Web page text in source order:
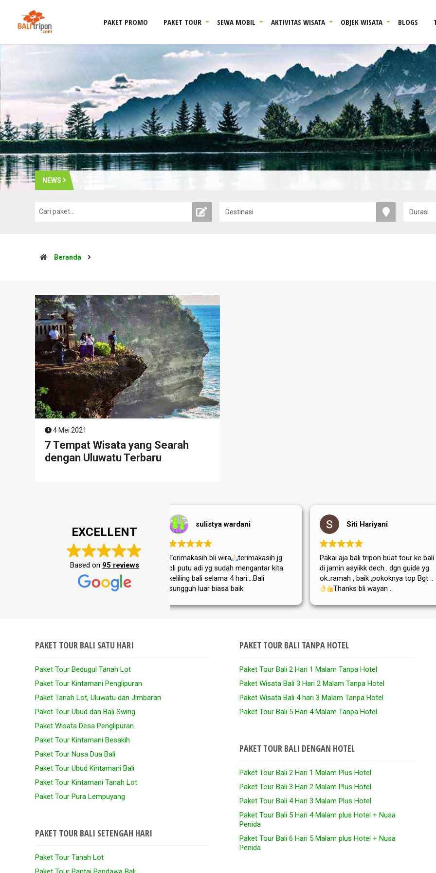
PAKET PROMO PAKET TOUR SEWA MOBIL AKTIVITAS WISATA OBJEK WISATA BLOGS
NEWS
Beranda
4 Mei 2021
7 Tempat Wisata yang Searah
dengan Uluwatu Terbaru
EXCELLENT
Based on 95 reviews
Terimakasih bli wira
terimakasih jg
bli putu adi yg sudah mengantar kita
keliling bali selama 4 hari....Bali
sungguh luar biasa baik
Siti Hariyani
Pakai aja bali tripon buat tour ke bali
di jamin asyiikk dech.. dgn guide yg
ok..ramah , baik ,pokoknya top Bgt ..
Thanks bli wayan ..
Auliya Ikka Chrystaly
terimakasih Balitripon terutama
Wayan Dogler, yang sabar
yg sedia setiap saat, punya Tipps
yang luar biasa bagus. suami dan
sangat puas dan senang
PAKET TOUR BALI SATU HARI
Paket Tour Bedugul Tanah Lot
Paket Tour Kintamani Penglipuran
Paket Tanah Lot, Uluwatu dan Jimbaran
Paket Tour Ubud dan Bali Swing
Paket Wisata Desa Penglipuran
Paket Tour Kintamani Besakih
Paket Tour Nusa Dua Bali
Paket Tour Ubud Kintamani Bali
Paket Tour Kintamani Tanah Lot
Paket Tour Pura Lempuyang
PAKET TOUR BALI SETENGAH HARI
Paket Tour Tanah Lot
PAKET TOUR BALI TANPA HOTEL
Paket Tour Bali 2 Hari 1 Malam Tanpa Hotel
Paket Wisata Bali 3 Hari 2 Malam Tanpa Hotel
Paket Wisata Bali 4 hari 3 Malam Tanpa Hotel
Paket Tour Bali 5 Hari 4 Malam Tanpa Hotel
PAKET TOUR BALI DENGAN HOTEL
Paket Tour Bali 2 Hari 1 Malam Plus Hotel
Paket Tour Bali 3 Hari 2 Malam Plus Hotel
Paket Tour Bali 4 Hari 3 Malam Plus Hotel
Paket Tour Bali 5 Hari 4 Malam plus Hotel + Nusa
Penida
Paket Tour Bali 6 Hari 5 Malam plus Hotel + Nusa
Penida